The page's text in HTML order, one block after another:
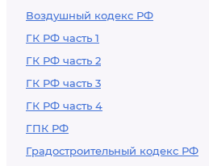
Воздушный кодекс РФ
ГК РФ часть 1
ГК РФ часть 2
ГК РФ часть 3
ГК РФ часть 4
ГПК РФ
Градостроительный кодекс РФ